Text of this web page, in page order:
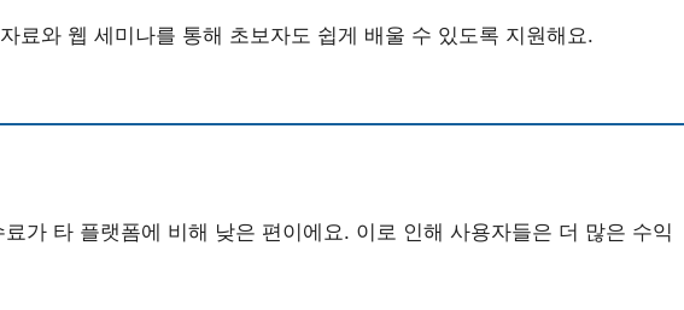
료와 웹 세미나를 통해 초보자도 쉽게 배울 수 있도록 지원해요.
가 타 플랫폼에 비해 낮은 편이에요. 이로 인해 사용자들은 더 많은 수익